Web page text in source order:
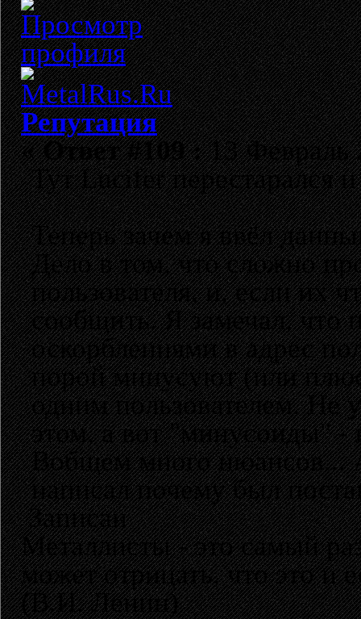
Репутация
«Ответ #109 :13 Февраль
Тут Lucifer перестарался
Теперь зачем я ввёл
Дело в том, что сложно
пользователя, и, если их
сообщить. Я замечал,
оскорблениями в адрес
порой минусуют (или
одним пользователем.
этом, а вот "минусоиды" -
Вобщем много нюансов...
написал почему был
Записан
Металлисты - это самый
может отрицать, что это и
(В.И. Ленин)